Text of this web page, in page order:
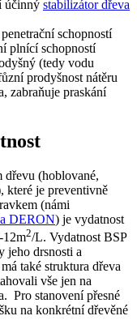
účinný stabilizátor dřeva
schopností
plnící schopností
(tedy vodu
prodyšnost nátěru
zabraňuje praskání
dřevu (hoblované,
které je preventivně
(námi
DERON) je vydatnost
12m2/L. Vydatnost BSP
jeho drsnosti a
také struktura dřeva
vše jen na
Pro stanovení přesné
na konkrétní dřevěné